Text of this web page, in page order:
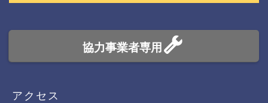
協力事業者専用
アクセス